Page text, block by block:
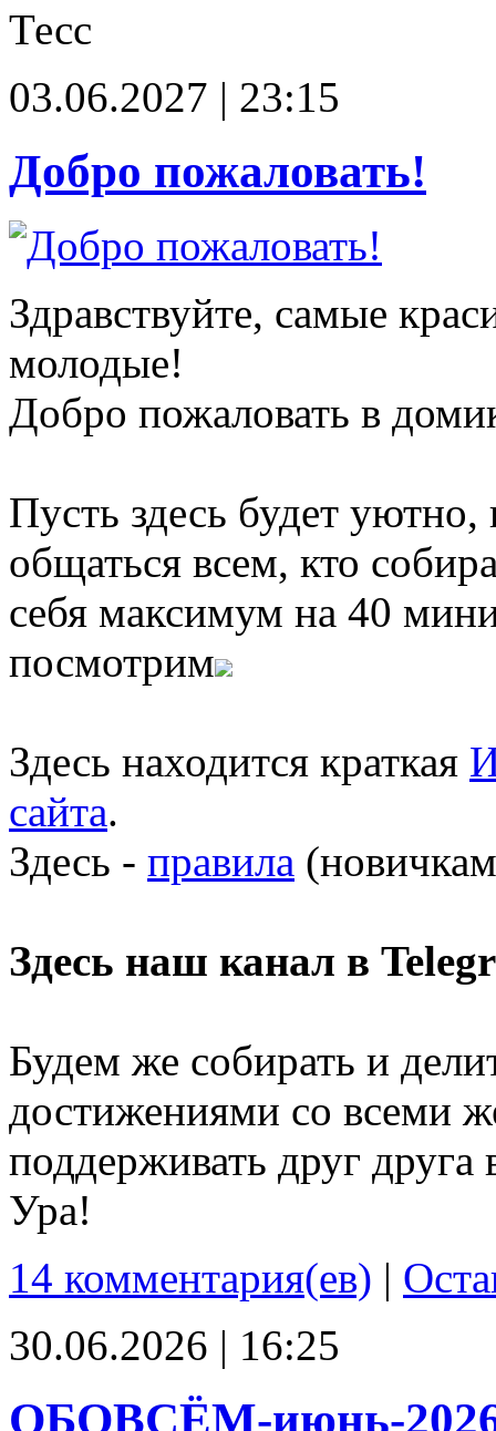
Тесс
03.06.2027 | 23:15
Добро пожаловать!
Здравствуйте, самые
молодые!
Добро пожаловать в
Пусть здесь будет
общаться всем, кто
себя максимум на 40
посмотрим
Здесь находится краткая
сайта.
Здесь - правила
Здесь наш канал в
Будем же собирать и
достижениями со всеми
поддерживать друг
Ура!
14 комментария(ев) |
30.06.2026 | 16:25
ОБОВСЁМ-июнь-